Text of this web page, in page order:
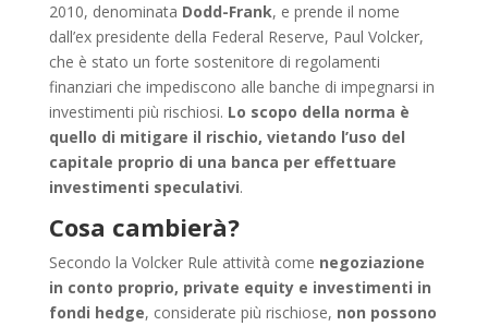
2010, denominata Dodd-Frank, e prende il nome
dall’ex presidente della Federal Reserve, Paul Volcker,
che è stato un forte sostenitore di regolamenti
finanziari che impediscono alle banche di impegnarsi in
investimenti più rischiosi. Lo scopo della norma è
quello di mitigare il rischio, vietando l’uso del
capitale proprio di una banca per effettuare
investimenti speculativi.
Cosa cambierà?
Secondo la Volcker Rule attività come negoziazione
in conto proprio, private equity e investimenti in
fondi hedge, considerate più rischiose, non possono